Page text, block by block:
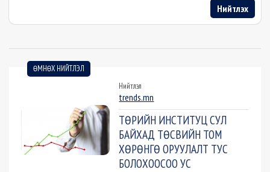
Нийтлэх
ӨМНӨХ НИЙТЛЭЛ
Нийтлэл
trends.mn
ТӨРИЙН ИНСТИТУЦ СУЛ
БАЙХАД ТӨСВИЙН ТОМ
ХӨРӨНГӨ ОРУУЛАЛТ ТУС
БОЛОХООСОО УС